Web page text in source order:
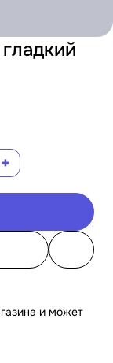
+
и может